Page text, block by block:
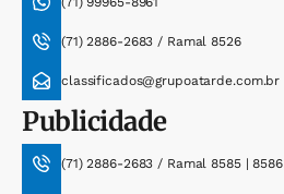
(71) 2886-2683 / Ramal 8526
classificados@grupoatarde.com.br
Publicidade
(71) 2886-2683 / Ramal 8585 | 8586